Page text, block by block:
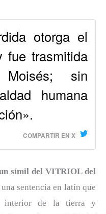
otorga el
fue trasmitida
sin
humana
COMPARTIR EN X
símil del VITRIOL del
sentencia en latín que
interior de la tierra y